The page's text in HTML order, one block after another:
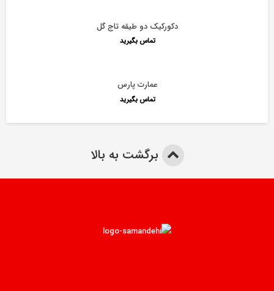
دکورکیک دو طیقه تاج گل
تماس بگیرید
عمارت پارس
تماس بگیرید
برگشت به بالا